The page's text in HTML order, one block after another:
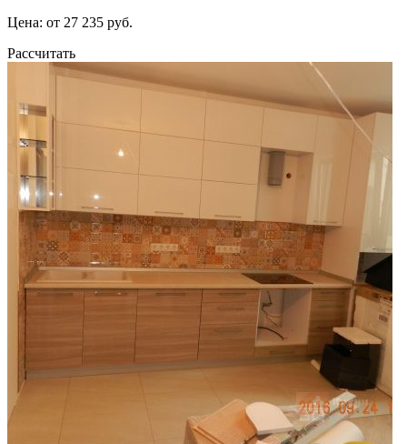
Цена: от 27 235 руб.
Рассчитать